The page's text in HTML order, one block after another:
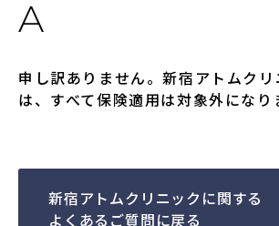
申し訳ありません。新宿アトムク
は、すべて保険適用は対象外になり
新宿アトムクリニックに関する
よくあるご質問に戻る